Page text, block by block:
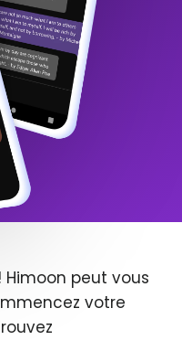
Himoon peut vous
votre